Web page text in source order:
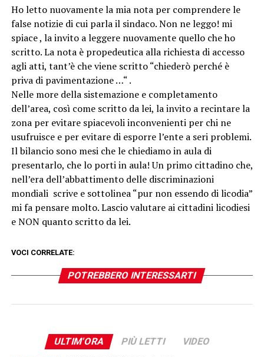
Ho letto nuovamente la mia nota per comprendere le
false notizie di cui parla il sindaco. Non ne leggo! mi
spiace , la invito a leggere nuovamente quello che ho
scritto. La nota è propedeutica alla richiesta di accesso
agli atti, tant’è che viene scritto “chiederò perché è
priva di pavimentazione …“ .
Nelle more della sistemazione e completamento
dell’area, così come scritto da lei, la invito a recintare la
zona per evitare spiacevoli inconvenienti per chi ne
usufruisce e per evitare di esporre l’ente a seri problemi.
Il bilancio sono mesi che le chiediamo in aula di
presentarlo, che lo porti in aula! Un primo cittadino che,
nell’era dell’abbattimento delle discriminazioni
mondiali scrive e sottolinea “pur non essendo di licodia”
mi fa pensare molto. Lascio valutare ai cittadini licodiesi
e NON quanto scritto da lei.
VOCI CORRELATE:
POTREBBERO INTERESSARTI
ULTIM'ORA PIÙ LETTI VIDEO